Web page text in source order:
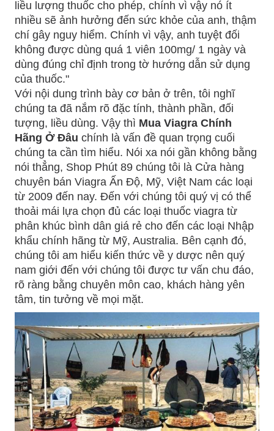
liều lượng thuốc cho phép, chính vì vậy nó ít
nhiều sẽ ảnh hưởng đến sức khỏe của anh, thậm
chí gây nguy hiểm. Chính vì vậy, anh tuyệt đối
không được dùng quá 1 viên 100mg/ 1 ngày và
dùng đúng chỉ định trong tờ hướng dẫn sử dụng
của thuốc."
Với nội dung trình bày cơ bản ở trên, tôi nghĩ
chúng ta đã nắm rõ đặc tính, thành phần, đối
tượng, liều dùng. Vậy thì Mua Viagra Chính
Hãng Ở Đâu chính là vấn đề quan trọng cuối
chúng ta cần tìm hiểu. Nói xa nói gần không bằng
nói thẳng, Shop Phút 89 chúng tôi là Cửa hàng
chuyên bán Viagra Ấn Độ, Mỹ, Việt Nam các loại
từ 2009 đến nay. Đến với chúng tôi quý vị có thể
thoải mái lựa chọn đủ các loại thuốc viagra từ
phân khúc bình dân giá rẻ cho đến các loại Nhập
khẩu chính hãng từ Mỹ, Australia. Bên cạnh đó,
chúng tôi am hiểu kiến thức về y dược nên quý
nam giới đến với chúng tôi được tư vấn chu đáo,
rõ ràng bằng chuyên môn cao, khách hàng yên
tâm, tin tưởng về mọi mặt.